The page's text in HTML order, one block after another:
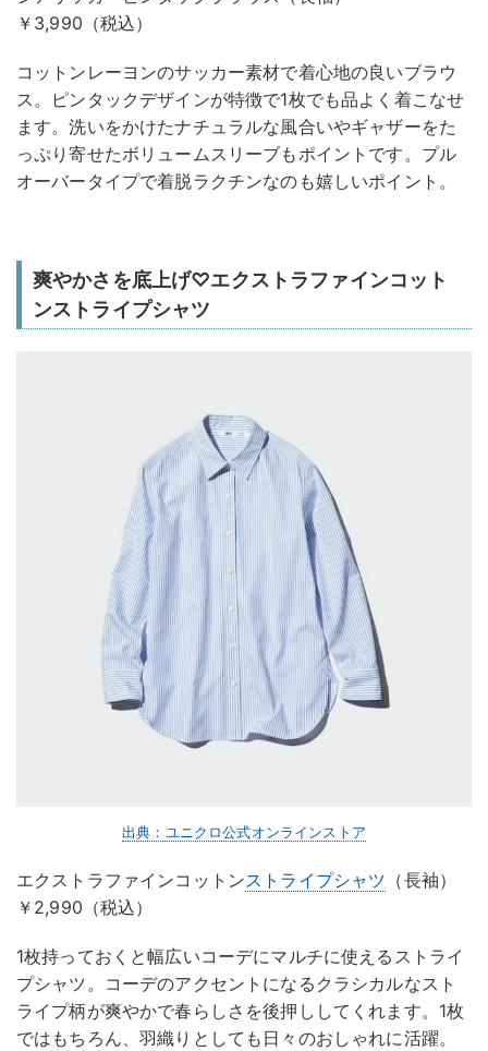
￥3,990（税込）
コットンレーヨンのサッカー素材で着心地の良いブラウ
ス。ピンタックデザインが特徴で1枚でも品よく着こなせ
ます。洗いをかけたナチュラルな風合いやギャザーをた
っぷり寄せたボリュームスリーブもポイントです。プル
オーバータイプで着脱ラクチンなのも嬉しいポイント。
爽やかさを底上げ♡エクストラファインコット
ンストライプシャツ
出典：ユニクロ公式オンラインストア
エクストラファインコットンストライプシャツ （長袖）
￥2,990（税込）
1枚持っておくと幅広いコーデにマルチに使えるストライ
プシャツ。コーデのアクセントになるクラシカルなスト
ライプ柄が爽やかで春らしさを後押ししてくれます。1枚
ではもちろん、羽織りとしても日々のおしゃれに活躍。